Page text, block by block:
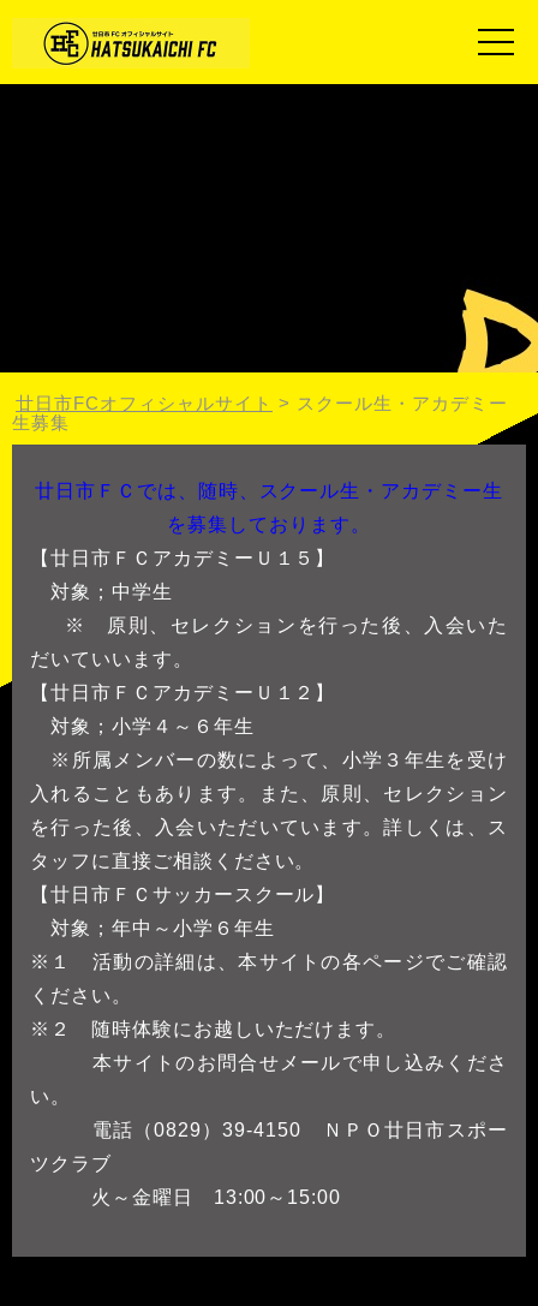
廿日市FCオフィシャルサイト > スクール生・アカデミー
生募集
廿日市ＦＣでは、随時、スクール生・アカデミー生
を募集しております。
【廿日市ＦＣアカデミーＵ１５】
対象；中学生
※ 原則、セレクションを行った後、入会いた
だいていいます。
【廿日市ＦＣアカデミーＵ１２】
対象；小学４～６年生
※所属メンバーの数によって、小学３年生を受け
入れることもあります。また、原則、セレクション
を行った後、入会いただいています。詳しくは、ス
タッフに直接ご相談ください。
【廿日市ＦＣサッカースクール】
対象；年中～小学６年生
※１ 活動の詳細は、本サイトの各ページでご確認
ください。
※２ 随時体験にお越しいただけます。
本サイトのお問合せメールで申し込みくださ
い。
電話（0829）39-4150 ＮＰＯ廿日市スポー
ツクラブ
火～金曜日 13:00～15:00